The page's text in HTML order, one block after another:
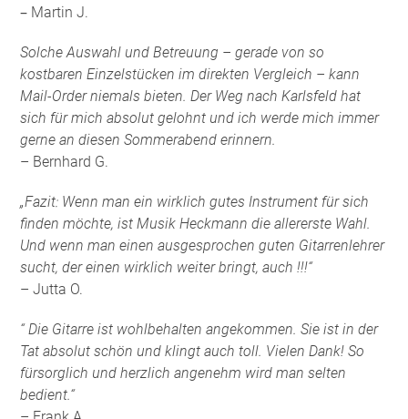
– Martin J.
Solche Auswahl und Betreuung – gerade von so
kostbaren Einzelstücken im direkten Vergleich – kann
Mail-Order niemals bieten. Der Weg nach Karlsfeld hat
sich für mich absolut gelohnt und ich werde mich immer
gerne an diesen Sommerabend erinnern.
– Bernhard G.
„Fazit: Wenn man ein wirklich gutes Instrument für sich
finden möchte, ist Musik Heckmann die allererste Wahl.
Und wenn man einen ausgesprochen guten Gitarrenlehrer
sucht, der einen wirklich weiter bringt, auch !!!“
– Jutta O.
“ Die Gitarre ist wohlbehalten angekommen. Sie ist in der
Tat absolut schön und klingt auch toll. Vielen Dank! So
fürsorglich und herzlich angenehm wird man selten
bedient.“